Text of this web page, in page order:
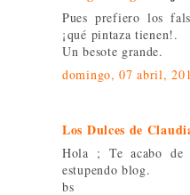
Pues prefiero los
¡qué pintaza tienen!.
Un besote grande.
domingo, 07 abril,
Los Dulces de
Hola ; Te acabo de
estupendo blog.
bs